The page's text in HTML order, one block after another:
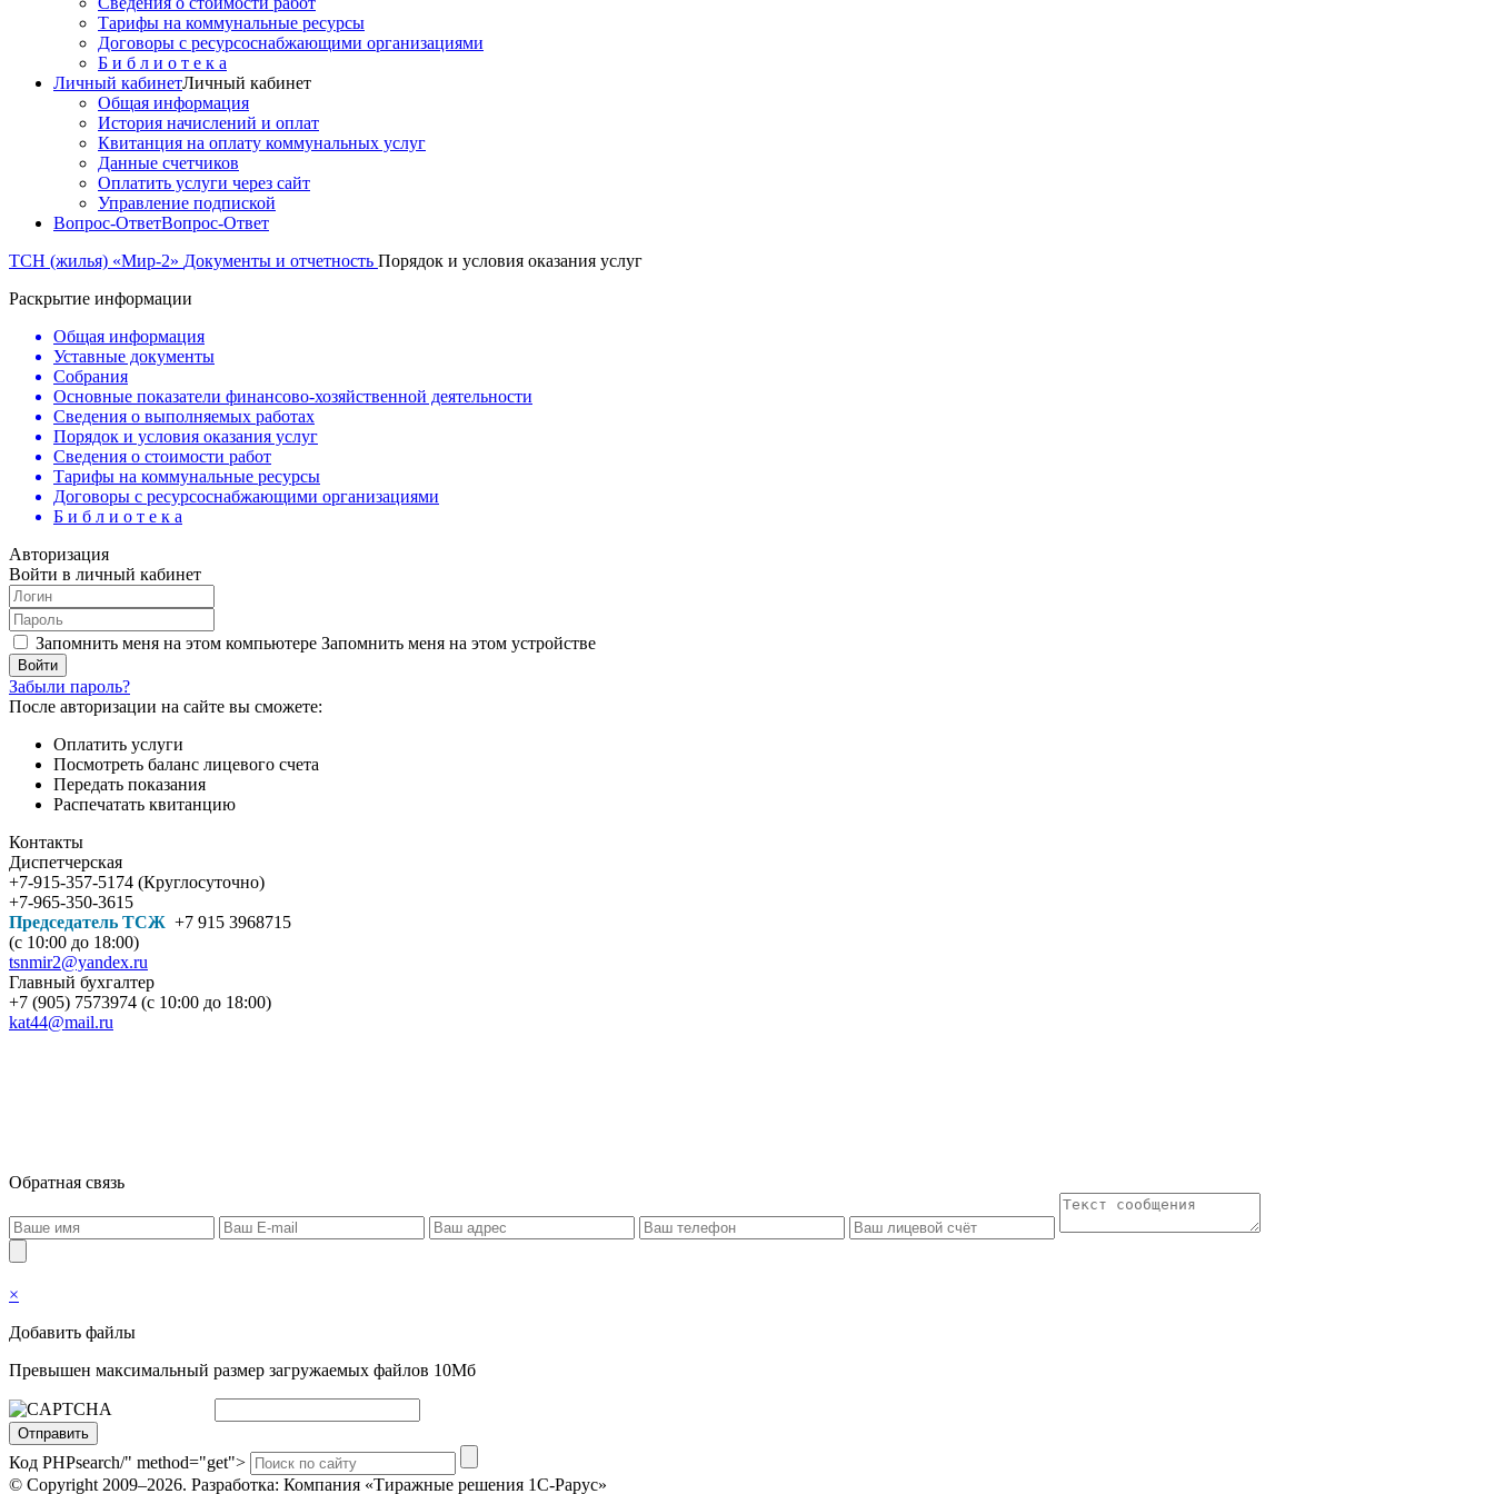
Тарифы на коммунальные ресурсы
Договоры c ресурсоснабжающими организациями
Б и б л и о т е к а
Личный кабинетЛичный кабинет
Общая информация
История начислений и оплат
Квитанция на оплату коммунальных услуг
Данные счетчиков
Оплатить услуги через сайт
Управление подпиской
Вопрос-ОтветВопрос-Ответ
ТСН (жилья) «Мир-2» Документы и отчетность Порядок и условия оказания услуг
Раскрытие информации
Общая информация
Уставные документы
Собрания
Основные показатели финансово-хозяйственной деятельности
Сведения о выполняемых работах
Порядок и условия оказания услуг
Сведения о стоимости работ
Тарифы на коммунальные ресурсы
Договоры c ресурсоснабжающими организациями
Б и б л и о т е к а
Авторизация
Войти в личный кабинет
Запомнить меня на этом компьютере Запомнить меня на этом устройстве
Забыли пароль?
После авторизации на сайте вы сможете:
Оплатить услуги
Посмотреть баланс лицевого счета
Передать показания
Распечатать квитанцию
Контакты
Диспетчерская
+7-915-357-5174 (Круглосуточно)
+7-965-350-3615
Председатель ТСЖ +7 915 3968715
(с 10:00 до 18:00)
tsnmir2@yandex.ru
Главный бухгалтер
+7 (905) 7573974 (с 10:00 до 18:00)
kat44@mail.ru
Обратная связь
×
Добавить файлы
Превышен максимальный размер загружаемых файлов 10Мб
Отправить
Код PHPsearch/" method="get">
© Copyright 2009–2026. Разработка: Компания «Тиражные решения 1С-Рарус»